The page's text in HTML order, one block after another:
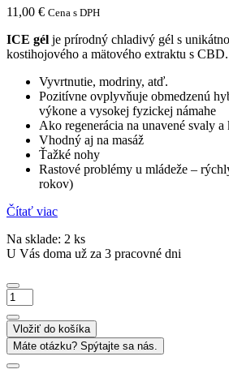
11,00 € Cena s DPH
ICE gél je prírodný chladivý gél s
kostihojového a mätového extraktu s
Vyvrtnutie, modriny, atď.
Pozitívne ovplyvňuje obmedzenú
výkone a vysokej fyzickej námahe
Ako regenerácia na unavené svaly a
Vhodný aj na masáž
Ťažké nohy
Rastové problémy u mládeže –
rokov)
Čítať viac
Na sklade: 2 ks
U Vás doma už za 3 pracovné dni
množstvo
ICE
gél
-
chladivý
gél
Vložiť do košíka
Máte otázku? Spýtajte sa nás.